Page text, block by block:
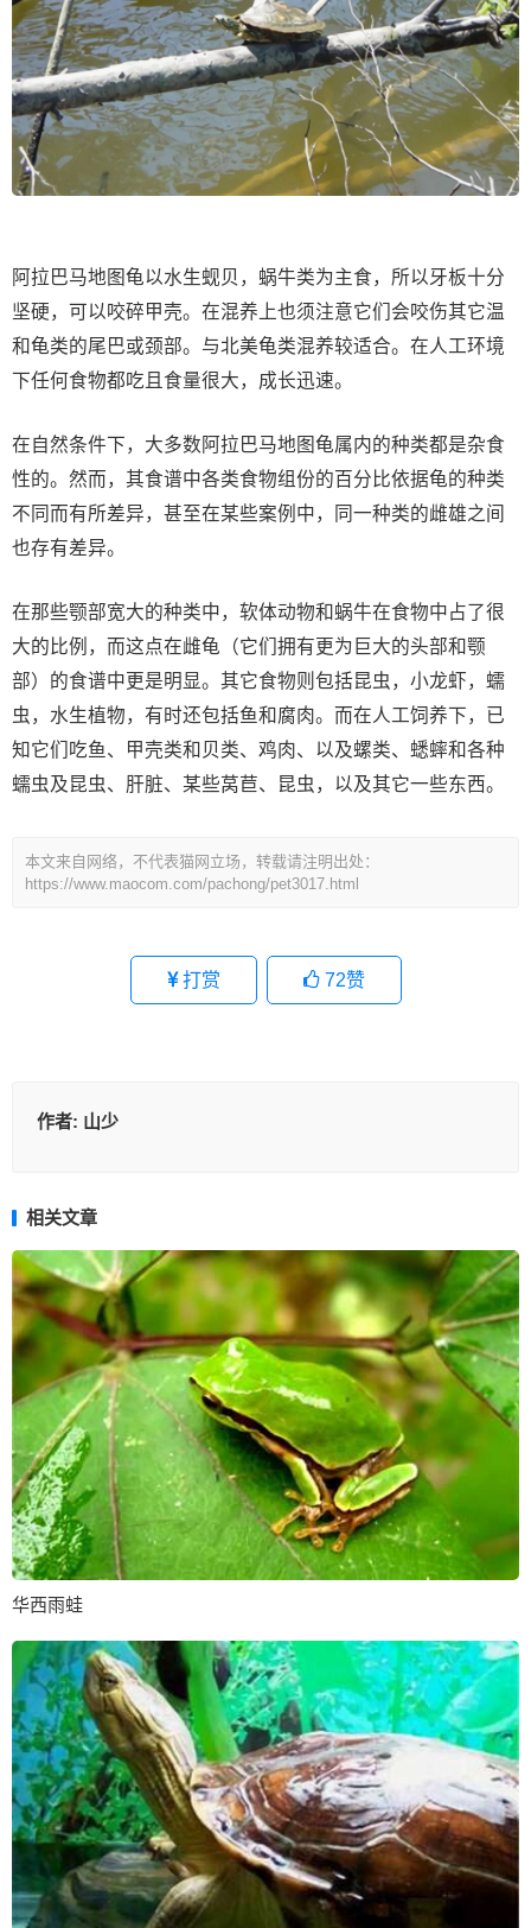
阿拉巴马地图龟以水生蚬贝，蜗牛类为主食，所以牙板十分
坚硬，可以咬碎甲壳。在混养上也须注意它们会咬伤其它温
和龟类的尾巴或颈部。与北美龟类混养较适合。在人工环境
下任何食物都吃且食量很大，成长迅速。
在自然条件下，大多数阿拉巴马地图龟属内的种类都是杂食
性的。然而，其食谱中各类食物组份的百分比依据龟的种类
不同而有所差异，甚至在某些案例中，同一种类的雌雄之间
也存有差异。
在那些颚部宽大的种类中，软体动物和蜗牛在食物中占了很
大的比例，而这点在雌龟（它们拥有更为巨大的头部和颚
部）的食谱中更是明显。其它食物则包括昆虫，小龙虾，蠕
虫，水生植物，有时还包括鱼和腐肉。而在人工饲养下，已
知它们吃鱼、甲壳类和贝类、鸡肉、以及螺类、蟋蟀和各种
蠕虫及昆虫、肝脏、某些莴苣、昆虫，以及其它一些东西。
本文来自网络，不代表猫网立场，转载请注明出处：
https://www.maocom.com/pachong/pet3017.html
打赏 72赞
作者: 山少
相关文章
华西雨蛙